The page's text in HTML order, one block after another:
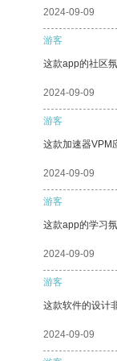
2024-09-09
游客
这款app的社区
2024-09-09
游客
这款加速器VPM
2024-09-09
游客
这款app的学习
2024-09-09
游客
这款软件的设计
2024-09-09